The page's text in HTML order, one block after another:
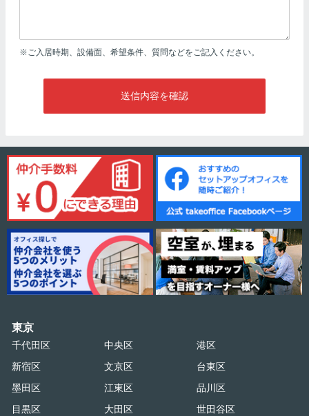
※ご入居時期、設備面、希望条件、質問などをご記入ください。
送信内容を確認
東京
千代田区 中央区
港区
新宿区
文京区
台東区
墨田区
江東区
品川区
目黒区
大田区
世田谷区